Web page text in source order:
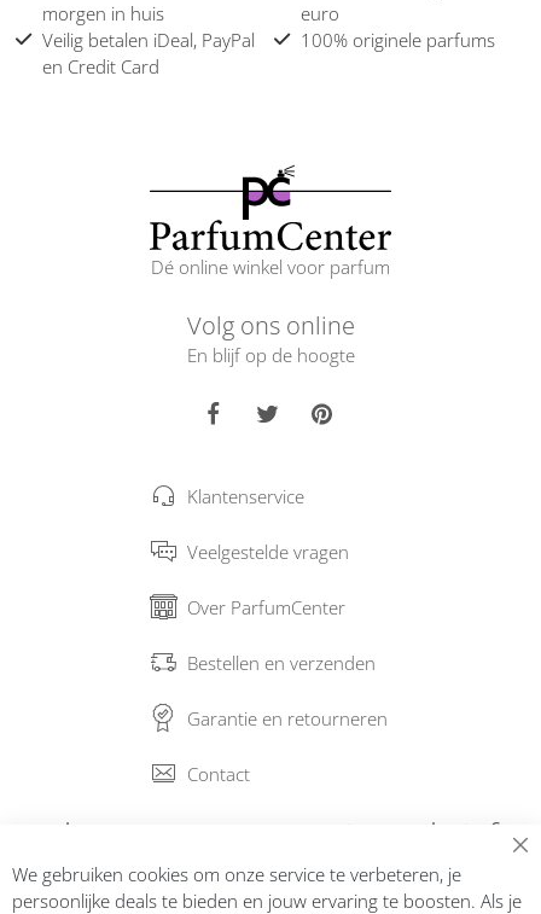
morgen in huis
euro
Veilig betalen iDeal, PayPal
en Credit Card
100% originele parfums
Dé online winkel voor parfum
Volg ons online
En blijf op de hoogte
Klantenservice
Veelgestelde vragen
Over ParfumCenter
Bestellen en verzenden
Garantie en retourneren
Contact
Abonneer op onze nieuwsbrief
Inschrijven
We gebruiken cookies om onze service te verbeteren, je
persoonlijke deals te bieden en jouw ervaring te boosten. Als je